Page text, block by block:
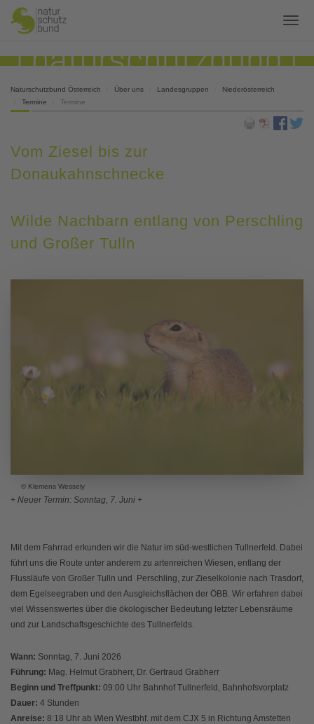
Naturschutzbund Österreich Über uns Landesgruppen
Niederösterreich
Termine
Termine
Vom Ziesel bis zur
Donaukahnschnecke
Wilde Nachbarn entlang von Perschling
und Großer Tulln
© Klemens Wessely
+ Neuer Termin: Sonntag, 7. Juni +
Mit dem Fahrrad erkunden wir die Natur im süd-westlichen Tullnerfeld. Dabei
führt uns die Route unter anderem zu artenreichen Wiesen, entlang der
Flussläufe von Großer Tulln und Perschling, zur Zieselkolonie nach Trasdorf,
dem Egelseegraben und den Ausgleichsflächen der ÖBB. Wir erfahren dabei
viel Wissenswertes über die ökologischer Bedeutung letzter Lebensräume
und zur Landschaftsgeschichte des Tullnerfelds.
Wann: Sonntag, 7. Juni 2026
Führung: Mag. Helmut Grabherr, Dr. Gertraud Grabherr
Beginn und Treffpunkt: 09:00 Uhr Bahnhof Tullnerfeld, Bahnhofsvorplatz
Dauer: 4 Stunden
Anreise: 8:18 Uhr ab Wien Westbhf. mit dem CJX 5 in Richtung Amstetten